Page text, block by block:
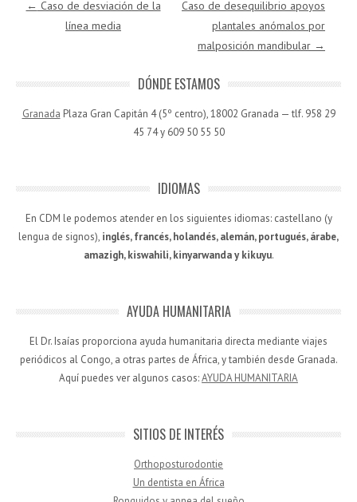
← Caso de desviación de la
línea media
Caso de desequilibrio apoyos
plantales anómalos por
malposición mandibular →
DÓNDE ESTAMOS
Granada Plaza Gran Capitán 4 (5º centro), 18002 Granada — tlf. 958 29
45 74 y 609 50 55 50
IDIOMAS
En CDM le podemos atender en los siguientes idiomas: castellano (y
lengua de signos), inglés, francés, holandés, alemán, portugués, árabe,
amazigh, kiswahili, kinyarwanda y kikuyu.
AYUDA HUMANITARIA
El Dr. Isaías proporciona ayuda humanitaria directa mediante viajes
periódicos al Congo, a otras partes de África, y también desde Granada.
Aquí puedes ver algunos casos:AYUDA HUMANITARIA
SITIOS DE INTERÉS
Orthoposturodontie
Un dentista en África